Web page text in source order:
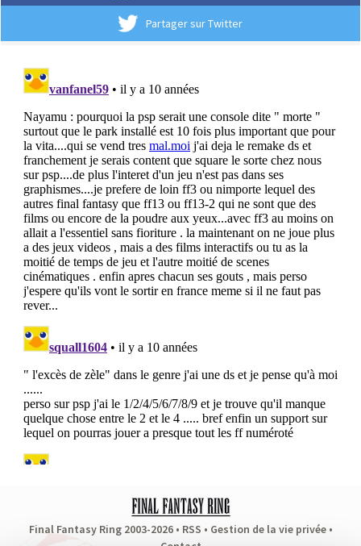
Partager sur Twitter
Final Fantasy Ring 2003-2026 • RSS • Gestion de la vie privée•